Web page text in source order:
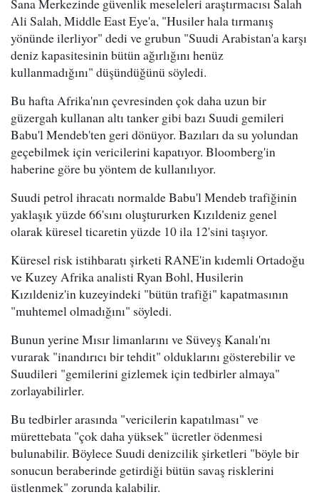
Sana Merkezinde güvenlik meseleleri araştırmacısı Salah
Ali Salah, Middle East Eye'a, "Husiler hala tırmanış
yönünde ilerliyor" dedi ve grubun "Suudi Arabistan'a karşı
deniz kapasitesinin bütün ağırlığını henüz
kullanmadığını" düşündüğünü söyledi.
Bu hafta Afrika'nın çevresinden çok daha uzun bir
güzergah kullanan altı tanker gibi bazı Suudi gemileri
Babu'l Mendeb'ten geri dönüyor. Bazıları da su yolundan
geçebilmek için vericilerini kapatıyor. Bloomberg'in
haberine göre bu yöntem de kullanılıyor.
Suudi petrol ihracatı normalde Babu'l Mendeb trafiğinin
yaklaşık yüzde 66'sını oluştururken Kızıldeniz genel
olarak küresel ticaretin yüzde 10 ila 12'sini taşıyor.
Küresel risk istihbaratı şirketi RANE'in kıdemli Ortadoğu
ve Kuzey Afrika analisti Ryan Bohl, Husilerin
Kızıldeniz'in kuzeyindeki "bütün trafiği" kapatmasının
"muhtemel olmadığını" söyledi.
Bunun yerine Mısır limanlarını ve Süveyş Kanalı'nı
vurarak "inandırıcı bir tehdit" olduklarını gösterebilir ve
Suudileri "gemilerini gizlemek için tedbirler almaya"
zorlayabilirler.
Bu tedbirler arasında "vericilerin kapatılması" ve
mürettebata "çok daha yüksek" ücretler ödenmesi
bulunabilir. Böylece Suudi denizcilik şirketleri "böyle bir
sonucun beraberinde getirdiği bütün savaş risklerini
üstlenmek" zorunda kalabilir.